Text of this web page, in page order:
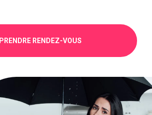
PRENDRE RENDEZ-VOUS